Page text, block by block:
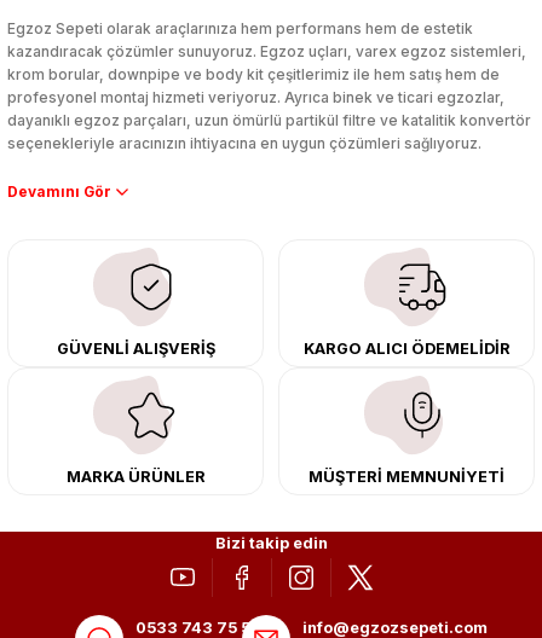
Egzoz Sepeti olarak araçlarınıza hem performans hem de estetik
kazandıracak çözümler sunuyoruz. Egzoz uçları, varex egzoz sistemleri,
krom borular, downpipe ve body kit çeşitlerimiz ile hem satış hem de
profesyonel montaj hizmeti veriyoruz. Ayrıca binek ve ticari egzozlar,
dayanıklı egzoz parçaları, uzun ömürlü partikül filtre ve katalitik konvertör
seçenekleriyle aracınızın ihtiyacına en uygun çözümleri sağlıyoruz.
Performans artışı isteyen sürücüler için özel performans egzozları ve
çıkma orijinal ürünler ile yenileyebilir, body kit uygulamalarıyla aracınızın
tasarımını ve aerodinamisini üst seviyeye taşıyabilirsiniz.
Tüm ürünlerimiz orijinal, dayanıklı ve uzun ömürlüdür. İstanbul’daki montaj
merkezimizde profesyonel montaj yapıyor, Türkiye’nin her yerine güvenli
kargo ile teslimat gerçekleştiriyoruz. Aracınıza değer katmak için doğru
adres: Egzoz Sepeti.
GÜVENLİ ALIŞVERİŞ KARGO ALICI ÖDEMELİDİR
MARKA ÜRÜNLER MÜŞTERİ MEMNUNİYETİ
Bizi takip edin
0533 743 75 56
info@egzozsepeti.com